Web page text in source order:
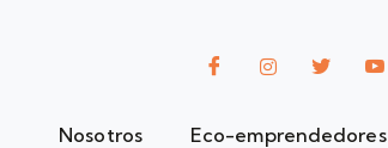
Nosotros Eco-emprendedores